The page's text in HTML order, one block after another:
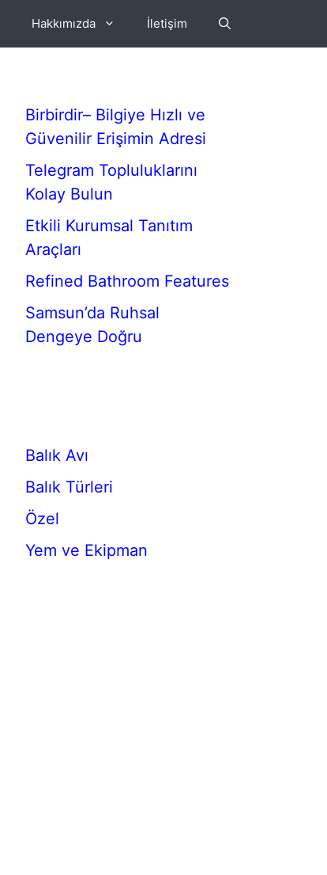
Hakkımızda İletişim
Birbirdir– Bilgiye Hızlı ve
Güvenilir Erişimin Adresi
Telegram Topluluklarını
Kolay Bulun
Etkili Kurumsal Tanıtım
Araçları
Refined Bathroom Features
Samsun’da Ruhsal
Dengeye Doğru
Balık Avı
Balık Türleri
Özel
Yem ve Ekipman